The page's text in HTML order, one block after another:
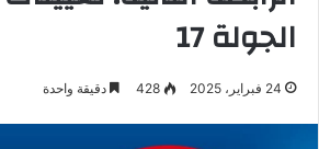
الجولة 17
24 فبراير، 2025 428 دقيقة واحدة